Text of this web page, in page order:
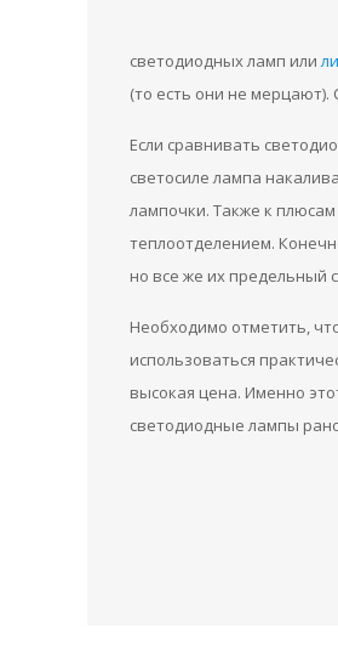
светодиодных ламп или
(то есть они не мерцают).
Если сравнивать
светосиле лампа
лампочки. Также к
теплоотделением.
но все же их предельный
Необходимо отметить,
использоваться
высокая цена. Именно
светодиодные лампы